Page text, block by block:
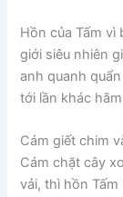
Hồn của Tấm
giới siêu nhiên
anh quanh
tới lần khác
Cám giết chim
Cám chặt cây
vải, thì hồn